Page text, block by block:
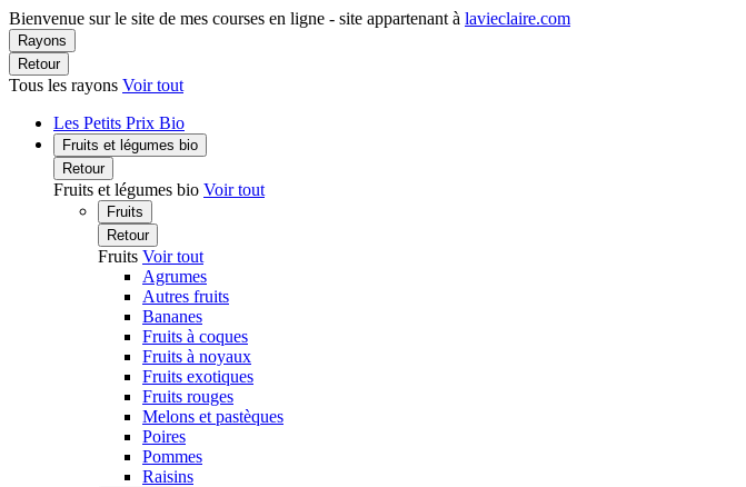
Bienvenue sur le site de mes courses en ligne - site appartenant à lavieclaire.com
Rayons
Retour
Tous les rayons Voir tout
Les Petits Prix Bio
Fruits et légumes bio
Retour
Fruits et légumes bio Voir tout
Fruits
Retour
Fruits Voir tout
Agrumes
Autres fruits
Bananes
Fruits à coques
Fruits à noyaux
Fruits exotiques
Fruits rouges
Melons et pastèques
Poires
Pommes
Raisins